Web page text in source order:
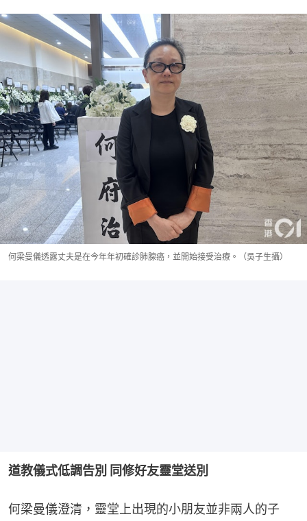
何梁曼儀透露丈夫是在今年年初確診肺腺癌，並開始接受治療。（吳子生攝）
道教儀式低調告別 同修好友靈堂送別
何梁曼儀澄清，靈堂上出現的小朋友並非兩人的子